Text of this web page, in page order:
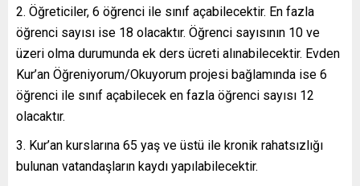
Öğreticiler, 6 öğrenci ile sınıf açabilecektir. En fazla
öğrenci sayısı ise 18 olacaktır. Öğrenci sayısının 10 ve
üzeri olma durumunda ek ders ücreti alınabilecektir. Evden
Kur’an Öğreniyorum/Okuyorum projesi bağlamında ise 6
öğrenci ile sınıf açabilecek en fazla öğrenci sayısı 12
olacaktır.
Kur’an kurslarına 65 yaş ve üstü ile kronik rahatsızlığı
bulunan vatandaşların kaydı yapılabilecektir.